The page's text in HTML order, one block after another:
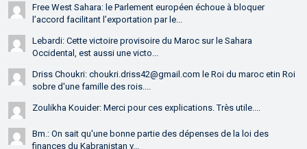
Free West Sahara: le Parlement européen échoue à bloquer
l’accord facilitant l’exportation par le...
Lebardi: Cette victoire provisoire du Maroc sur le Sahara
Occidental, est aussi une victo...
Driss Choukri: choukri.driss42@gmail.com le Roi du maroc etin Roi
sobre d'une famille des rois....
Zoulikha Kouider: Merci pour ces explications. Très utile....
Bm.: On sait qu'une bonne partie des dépenses de la loi des
finances du Kabranistan v...